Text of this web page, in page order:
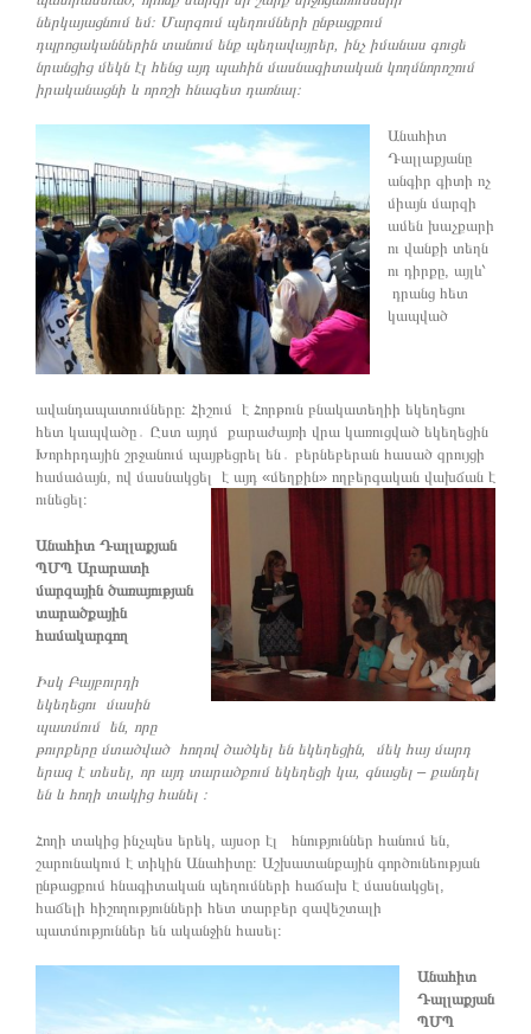
ներկայացնում եմ։ Մարզում պեղումների ընթացքում
դպրոցականներին տանում ենք պեղավայրեր, ինչ իմանաս գուցե
նրանցից մեկն էլ հենց այդ պահին մասնագիտական կողմնորոշում
իրականացնի և որոշի հնագետ դառնալ։
Անահիտ
Դալլաքյանը
անգիր գիտի ոչ
միայն մարզի
ամեն խաչքարի
ու վանքի տեղն
ու դիրքը, այլև՝
դրանց հետ
կապված
ավանդապատումները։ Հիշում է Հորթուն բնակատեղիի եկեղեցու
հետ կապվածը․ Ըստ այդմ քարաժայռի վրա կառուցված եկեղեցին
Խորհրդային շրջանում պայթեցրել են․ բերնեբերան հասած զրույցի
համաձայն, ով մասնակցել է այդ «մեղքին» ողբերգական վախճան է
ունեցել։
Անահիտ Դալլաքյան
ՊՄՊ Արարատի
մարզային ծառայության
տարածքային
համակարգող
Իսկ Բայբուրդի
եկեղեցու մասին
պատմում են, որը
թուրքերը մտածված հողով ծածկել են եկեղեցին, մեկ հայ մարդ
երազ է տեսել, որ այդ տարածքում եկեղեցի կա, գնացել – քանդել
են և հողի տակից հանել ։
Հողի տակից ինչպես երեկ, այսօր էլ հնություններ հանում են,
շարունակում է տիկին Անահիտը։ Աշխատանքային գործունեության
ընթացքում հնագիտական պեղումների հաճախ է մասնակցել,
հաճելի հիշողությունների հետ տարբեր զավեշտալի
պատմություններ են ականջին հասել։
Անահիտ
Դալլաքյան
ՊՄՊ